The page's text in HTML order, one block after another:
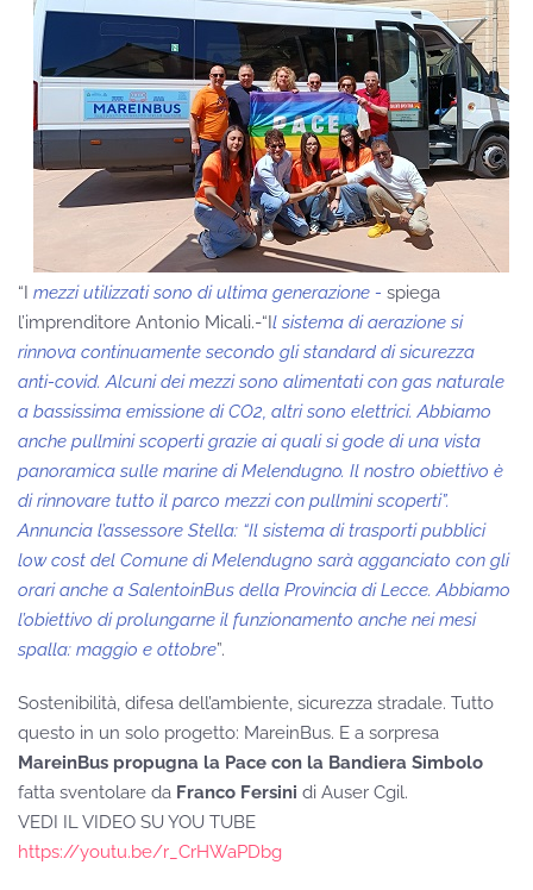
“I mezzi utilizzati sono di ultima generazione - spiega
l’imprenditore Antonio Micali.-“Il sistema di aerazione si
rinnova continuamente secondo gli standard di sicurezza
anti-covid. Alcuni dei mezzi sono alimentati con gas naturale
a bassissima emissione di CO2, altri sono elettrici. Abbiamo
anche pullmini scoperti grazie ai quali si gode di una vista
panoramica sulle marine di Melendugno. Il nostro obiettivo è
di rinnovare tutto il parco mezzi con pullmini scoperti”.
Annuncia l’assessore Stella: “Il sistema di trasporti pubblici
low cost del Comune di Melendugno sarà agganciato con gli
orari anche a SalentoinBus della Provincia di Lecce. Abbiamo
l’obiettivo di prolungarne il funzionamento anche nei mesi
spalla: maggio e ottobre”.
Sostenibilità, difesa dell’ambiente, sicurezza stradale. Tutto
questo in un solo progetto: MareinBus. E a sorpresa
MareinBus propugna la Pace con la Bandiera Simbolo
fatta sventolare da Franco Fersini di Auser Cgil.
VEDI IL VIDEO SU YOU TUBE
https://youtu.be/r_CrHWaPDbg